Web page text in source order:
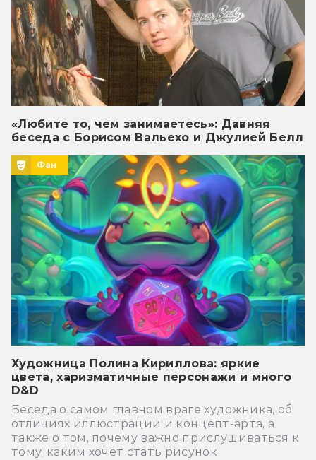
«Любите то, чем занимаетесь»: Давняя
беседа с Борисом Вальехо и Джулией Белл
Фан
Художница Полина Кириллова: яркие
цвета, харизматичные персонажи и много
D&D
Беседа о самом главном враге художника, об
отличиях иллюстрации и концепт-арта, а
также о том, почему важно прислушиваться к
тому, каким хочет стать рисунок